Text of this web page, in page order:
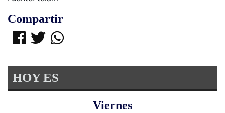
Compartir
HOY ES
Viernes